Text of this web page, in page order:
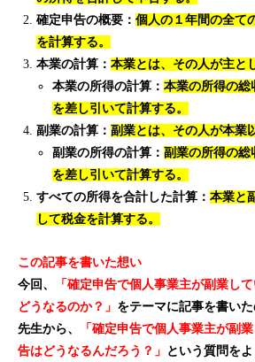
確定申告の概要： 個人の１年間の全て
を計算する。
本業の計算： 本業とは、その人が主と
本業の所得の計算：本業の所得の総
を差し引いて計算する。
副業の計算： 副業とは、その人が本業
副業の所得の計算：副業の所得の総
を差し引いて計算する。
すべての所得を合計した計算： 本業と
して税金を計算する。
この記事を書いた想い
今回、
「確定申告で個人事業主が副業し
どうなるのか？」 をテーマに記事を書い
先生から、
「確定申告で個人事業主が副
告はどうなるんだろう？」 という質問を